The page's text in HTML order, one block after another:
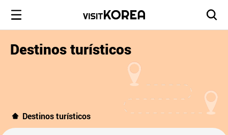
Destinos turísticos
Destinos turísticos